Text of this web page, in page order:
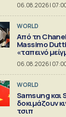
06.08.2026 |
WORLD
Από τη
Massimo
«ταπεινό
best seller
06.08.2026 |
WORLD
Samsung και
δοκιμάζουν
τσιπ